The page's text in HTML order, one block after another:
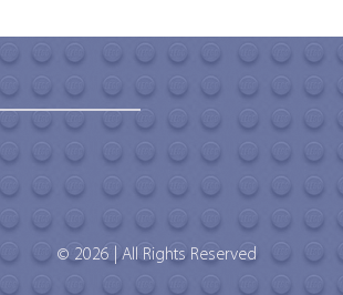
© 2026 | All Rights Reserved